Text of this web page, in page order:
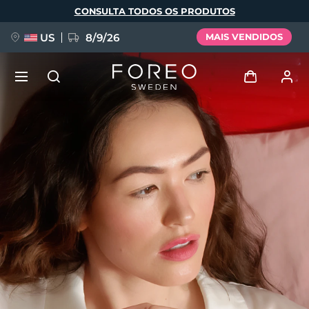
principal
CONSULTA TODOS OS PRODUTOS
US 8/9/26 MAIS VENDIDOS
Entrar
Perfil de usuário
Meus aparelhos
Meus pedidos
Meus endereços
As minhas subscrições
NOVIDADE
FAQ™ Pure Beauty-Tech Elixir
BREAKING NEWS
issa™ Teeth Whitening Set
Idioma
English Deutsch
Español
Français
Português
Polski
Svenska
Русский
Türkçe
简体中文 繁體中文